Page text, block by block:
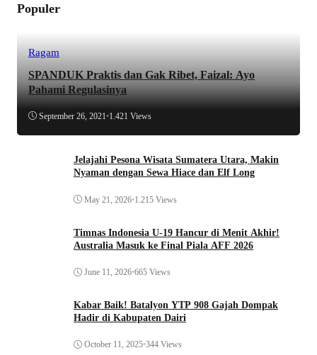
Populer
Ragam
SPANDUK Praktis dan Gak Ribet, Faizal: Ayo
Pahami Regulasinya
September 26, 2021•1.421 Views
Jelajahi Pesona Wisata Sumatera Utara, Makin
Nyaman dengan Sewa Hiace dan Elf Long
May 21, 2026•1.215 Views
Timnas Indonesia U-19 Hancur di Menit Akhir!
Australia Masuk ke Final Piala AFF 2026
June 11, 2026•665 Views
Kabar Baik! Batalyon YTP 908 Gajah Dompak
Hadir di Kabupaten Dairi
October 11, 2025•344 Views